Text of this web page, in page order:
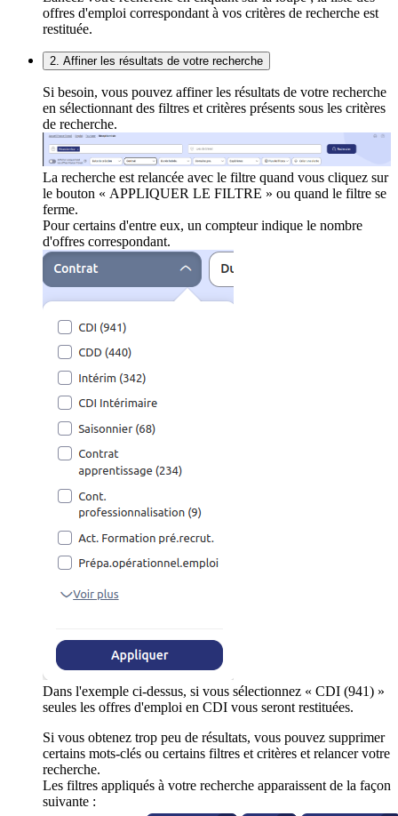
offres d'emploi correspondant à vos critères de recherche est
restituée.
2. Affiner les résultats de votre recherche
Si besoin, vous pouvez affiner les résultats de votre recherche
en sélectionnant des filtres et critères présents sous les critères
de recherche.
La recherche est relancée avec le filtre quand vous cliquez sur
le bouton « APPLIQUER LE FILTRE » ou quand le filtre se
ferme.
Pour certains d'entre eux, un compteur indique le nombre
d'offres correspondant.
Dans l'exemple ci-dessus, si vous sélectionnez « CDI (941) »
seules les offres d'emploi en CDI vous seront restituées.
Si vous obtenez trop peu de résultats, vous pouvez supprimer
certains mots-clés ou certains filtres et critères et relancer votre
recherche.
Les filtres appliqués à votre recherche apparaissent de la façon
suivante :